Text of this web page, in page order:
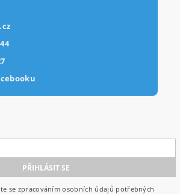
se zpracováním osobních údajů potřebných